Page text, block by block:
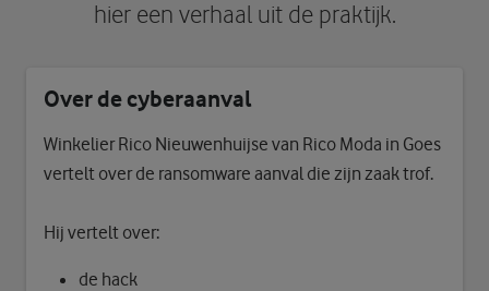
hier een verhaal uit de praktijk.
Over de cyberaanval
Winkelier Rico Nieuwenhuijse van Rico Moda in Goes
vertelt over de ransomware aanval die zijn zaak trof.
Hij vertelt over:
de hack